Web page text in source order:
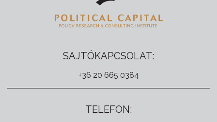
SAJTÓKAPCSOLAT:
+36 20 665 0384
TELEFON: